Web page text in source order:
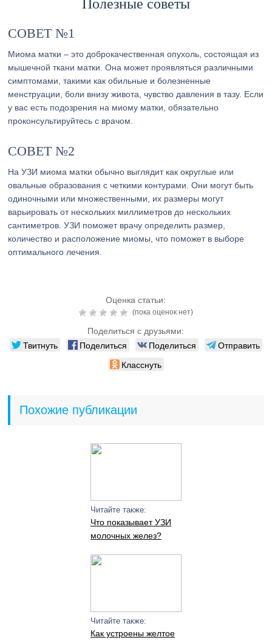
Полезные советы
СОВЕТ №1
Миома матки – это доброкачественная опухоль, состоящая из
мышечной ткани матки. Она может проявляться различными
симптомами, такими как обильные и болезненные
менструации, боли внизу живота, чувство давления в тазу. Если
у вас есть подозрения на миому матки, обязательно
проконсультируйтесь с врачом.
СОВЕТ №2
На УЗИ миома матки обычно выглядит как округлые или
овальные образования с четкими контурами. Они могут быть
одиночными или множественными, их размеры могут
варьировать от нескольких миллиметров до нескольких
сантиметров. УЗИ поможет врачу определить размер,
количество и расположение миомы, что поможет в выборе
оптимального лечения.
Оценка статьи:
(пока оценок нет)
Поделиться с друзьями:
Твитнуть Поделиться Поделиться
Отправить
Класснуть
Похожие публикации
Читайте также:
Что показывает УЗИ
молочных желез?
Читайте также:
Как устроены желтое